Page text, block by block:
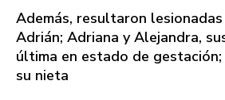
Además, resultaron
Adrián; Adriana y Alejandra,
última en estado de
su nieta